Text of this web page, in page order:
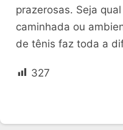
prazerosas. Seja
caminhada ou
de tênis faz toda a
327